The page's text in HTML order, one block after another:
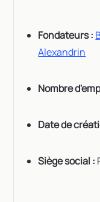
Fondateurs :
Alexandrin
Nombre
Date de
Siège social :